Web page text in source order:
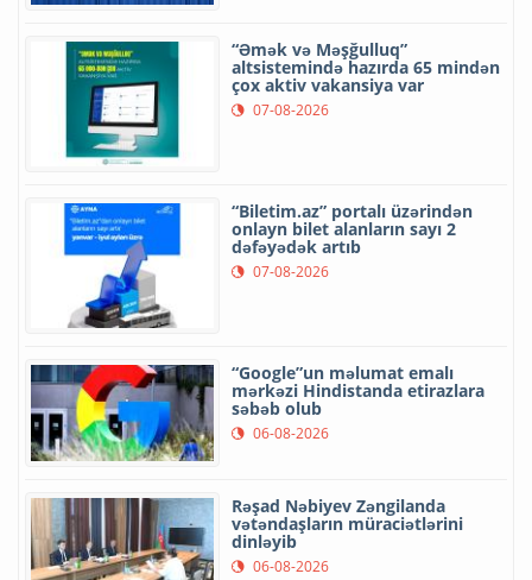
“Əmək və Məşğulluq”
altsistemində hazırda 65 mindən
çox aktiv vakansiya var
07-08-2026
“Biletim.az” portalı üzərindən
onlayn bilet alanların sayı 2
dəfəyədək artıb
07-08-2026
“Google”un məlumat emalı
mərkəzi Hindistanda etirazlara
səbəb olub
06-08-2026
Rəşad Nəbiyev Zəngilanda
vətəndaşların müraciətlərini
dinləyib
06-08-2026